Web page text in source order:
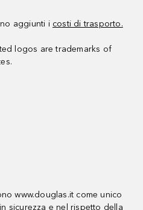
aggiunti i costi di trasporto.
logos are trademarks of
www.douglas.it come unico
sicurezza e nel rispetto della